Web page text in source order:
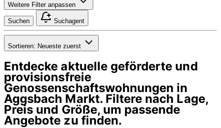
Weitere Filter anpassen
Suchen Suchagent
Sortieren: Neueste zuerst
Entdecke aktuelle geförderte und
provisionsfreie
Genossenschaftswohnungen in
Aggsbach Markt. Filtere nach Lage,
Preis und Größe, um passende
Angebote zu finden.